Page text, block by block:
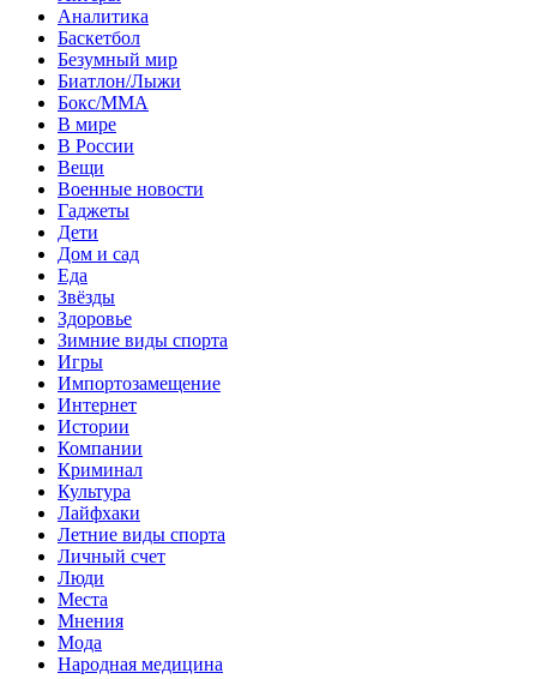
Аналитика
Баскетбол
Безумный мир
Биатлон/Лыжи
Бокс/MMA
В мире
В России
Вещи
Военные новости
Гаджеты
Дети
Дом и сад
Еда
Звёзды
Здоровье
Зимние виды спорта
Игры
Импортозамещение
Интернет
Истории
Компании
Криминал
Культура
Лайфхаки
Летние виды спорта
Личный счет
Люди
Места
Мнения
Мода
Народная медицина